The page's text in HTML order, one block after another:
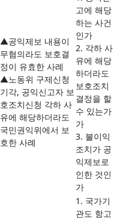
▲공익제보 내용이
무혐의라도 보호결
정이 유효한 사례
▲노동위 구제신청
기각, 공익신고자 보
호조치신청 각하 사
유에 해당하더라도
국민권익위에서 보
호한 사례
고에 해당
하는 사건
인가
2. 각하 사
유에 해당
하더라도
보호조치
결정을 할
수 있는가
가
3. 불이익
조치가 공
익제보로
인한 것인
가
1. 국가기
관도 항고